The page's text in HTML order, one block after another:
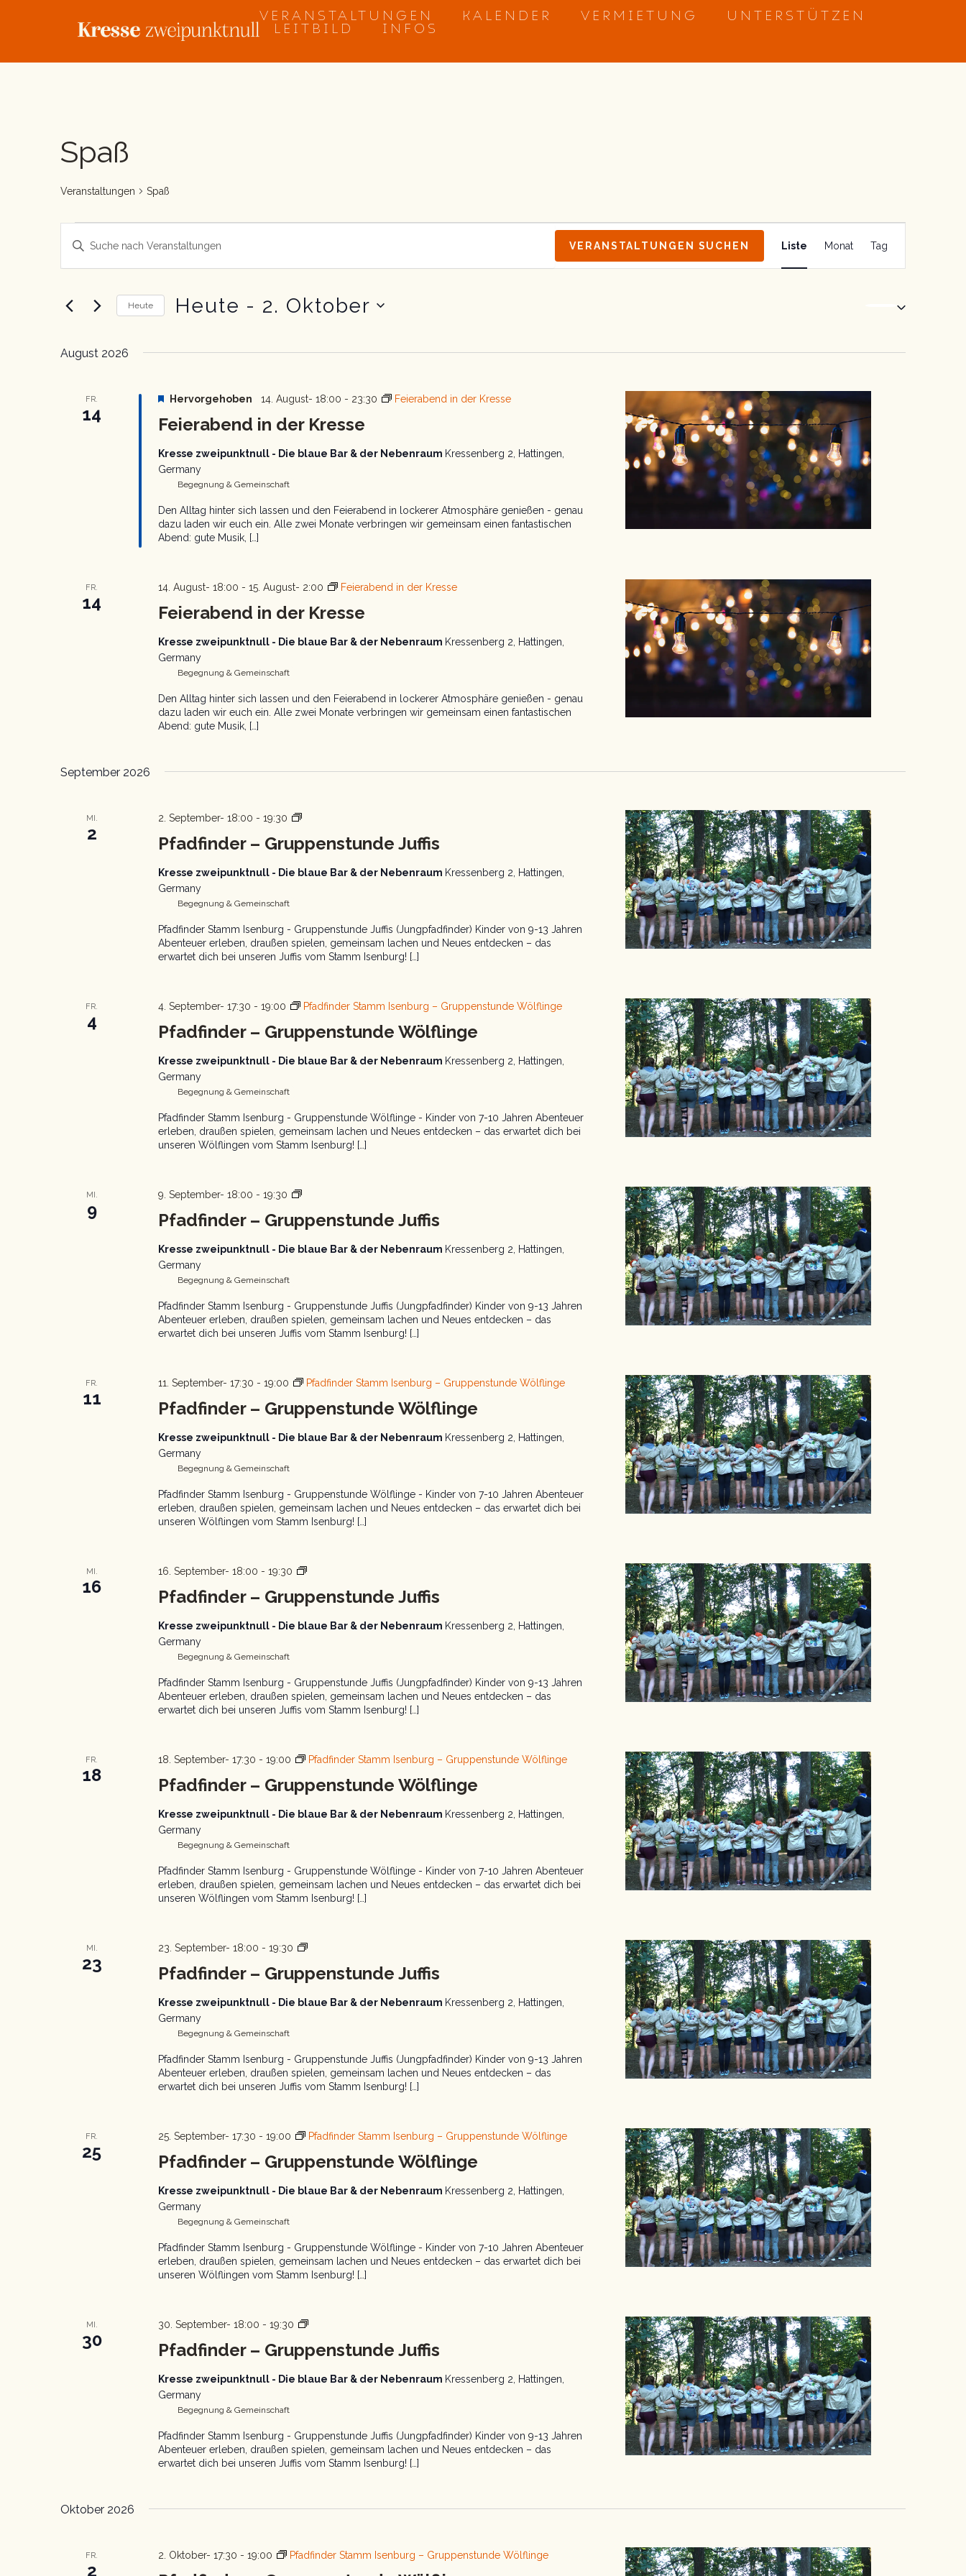
VERANSTALTUNGEN KALENDER VERMIETUNG
UNTERSTÜTZEN
LEITBILD
INFOS
Spaß
Veranstaltungen Spaß
Veranstaltungen
Suche
und
Navigation
Bitte
Schlüsselwort
eingeben.
Veranstaltungen
VERANSTALTUNGEN SUCHEN
Ansichten-
Navigation
Liste Monat Tag
Heute Heute - 2. Oktober
August 2026
FR.
14 Feierabend in der Kresse
Hervorgehoben 14. August- 18:00 - 23:30 Feierabend in der Kresse
Kresse zweipunktnull - Die blaue Bar & der Nebenraum Kressenberg 2, Hattingen,
Germany
Begegnung & Gemeinschaft
Den Alltag hinter sich lassen und den Feierabend in lockerer Atmosphäre genießen - genau
dazu laden wir euch ein. Alle zwei Monate verbringen wir gemeinsam einen fantastischen
Abend: gute Musik, […]
FR.
14 Feierabend in der Kresse
14. August- 18:00 - 15. August- 2:00 Feierabend in der Kresse
Kresse zweipunktnull - Die blaue Bar & der Nebenraum Kressenberg 2, Hattingen,
Germany
Begegnung & Gemeinschaft
Den Alltag hinter sich lassen und den Feierabend in lockerer Atmosphäre genießen - genau
dazu laden wir euch ein. Alle zwei Monate verbringen wir gemeinsam einen fantastischen
Abend: gute Musik, […]
September 2026
MI.
2 Pfadfinder – Gruppenstunde Juffis
2. September- 18:00 - 19:30
Pfadfinder
Kresse zweipunktnull - Die blaue Bar & der Nebenraum Kressenberg 2, Hattingen,
Germany
Begegnung & Gemeinschaft
Pfadfinder Stamm Isenburg - Gruppenstunde Juffis (Jungpfadfinder) Kinder von 9-13 Jahren
Abenteuer erleben, draußen spielen, gemeinsam lachen und Neues entdecken – das
erwartet dich bei unseren Juffis vom Stamm Isenburg! […]
FR.
4 Pfadfinder – Gruppenstunde Wölflinge
4. September- 17:30 - 19:00 Pfadfinder Stamm Isenburg – Gruppenstunde Wölflinge
Kresse zweipunktnull - Die blaue Bar & der Nebenraum Kressenberg 2, Hattingen,
Germany
Begegnung & Gemeinschaft
Pfadfinder Stamm Isenburg - Gruppenstunde Wölflinge - Kinder von 7-10 Jahren Abenteuer
erleben, draußen spielen, gemeinsam lachen und Neues entdecken – das erwartet dich bei
unseren Wölflingen vom Stamm Isenburg! […]
MI.
9 Pfadfinder – Gruppenstunde Juffis
9. September- 18:00 - 19:30
Pfadfinder
Kresse zweipunktnull - Die blaue Bar & der Nebenraum Kressenberg 2, Hattingen,
Germany
Begegnung & Gemeinschaft
Pfadfinder Stamm Isenburg - Gruppenstunde Juffis (Jungpfadfinder) Kinder von 9-13 Jahren
Abenteuer erleben, draußen spielen, gemeinsam lachen und Neues entdecken – das
erwartet dich bei unseren Juffis vom Stamm Isenburg! […]
FR.
11 Pfadfinder – Gruppenstunde Wölflinge
11. September- 17:30 - 19:00 Pfadfinder Stamm Isenburg – Gruppenstunde Wölflinge
Kresse zweipunktnull - Die blaue Bar & der Nebenraum Kressenberg 2, Hattingen,
Germany
Begegnung & Gemeinschaft
Pfadfinder Stamm Isenburg - Gruppenstunde Wölflinge - Kinder von 7-10 Jahren Abenteuer
erleben, draußen spielen, gemeinsam lachen und Neues entdecken – das erwartet dich bei
unseren Wölflingen vom Stamm Isenburg! […]
MI.
16 Pfadfinder – Gruppenstunde Juffis
16. September- 18:00 - 19:30
Pfadfinder
Kresse zweipunktnull - Die blaue Bar & der Nebenraum Kressenberg 2, Hattingen,
Germany
Begegnung & Gemeinschaft
Pfadfinder Stamm Isenburg - Gruppenstunde Juffis (Jungpfadfinder) Kinder von 9-13 Jahren
Abenteuer erleben, draußen spielen, gemeinsam lachen und Neues entdecken – das
erwartet dich bei unseren Juffis vom Stamm Isenburg! […]
FR.
18 Pfadfinder – Gruppenstunde Wölflinge
18. September- 17:30 - 19:00 Pfadfinder Stamm Isenburg – Gruppenstunde Wölflinge
Kresse zweipunktnull - Die blaue Bar & der Nebenraum Kressenberg 2, Hattingen,
Germany
Begegnung & Gemeinschaft
Pfadfinder Stamm Isenburg - Gruppenstunde Wölflinge - Kinder von 7-10 Jahren Abenteuer
erleben, draußen spielen, gemeinsam lachen und Neues entdecken – das erwartet dich bei
unseren Wölflingen vom Stamm Isenburg! […]
MI.
23 Pfadfinder – Gruppenstunde Juffis
23. September- 18:00 - 19:30
Pfadfinder
Kresse zweipunktnull - Die blaue Bar & der Nebenraum Kressenberg 2, Hattingen,
Germany
Begegnung & Gemeinschaft
Pfadfinder Stamm Isenburg - Gruppenstunde Juffis (Jungpfadfinder) Kinder von 9-13 Jahren
Abenteuer erleben, draußen spielen, gemeinsam lachen und Neues entdecken – das
erwartet dich bei unseren Juffis vom Stamm Isenburg! […]
FR.
25 Pfadfinder – Gruppenstunde Wölflinge
25. September- 17:30 - 19:00 Pfadfinder Stamm Isenburg – Gruppenstunde Wölflinge
Kresse zweipunktnull - Die blaue Bar & der Nebenraum Kressenberg 2, Hattingen,
Germany
Begegnung & Gemeinschaft
Pfadfinder Stamm Isenburg - Gruppenstunde Wölflinge - Kinder von 7-10 Jahren Abenteuer
erleben, draußen spielen, gemeinsam lachen und Neues entdecken – das erwartet dich bei
unseren Wölflingen vom Stamm Isenburg! […]
MI.
30 Pfadfinder – Gruppenstunde Juffis
30. September- 18:00 - 19:30
Pfadfinder
Kresse zweipunktnull - Die blaue Bar & der Nebenraum Kressenberg 2, Hattingen,
Germany
Begegnung & Gemeinschaft
Pfadfinder Stamm Isenburg - Gruppenstunde Juffis (Jungpfadfinder) Kinder von 9-13 Jahren
Abenteuer erleben, draußen spielen, gemeinsam lachen und Neues entdecken – das
erwartet dich bei unseren Juffis vom Stamm Isenburg! […]
Oktober 2026
FR.
2
2. Oktober- 17:30 - 19:00 Pfadfinder Stamm Isenburg – Gruppenstunde Wölflinge